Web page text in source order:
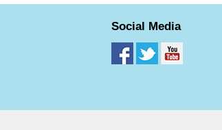
Social Media